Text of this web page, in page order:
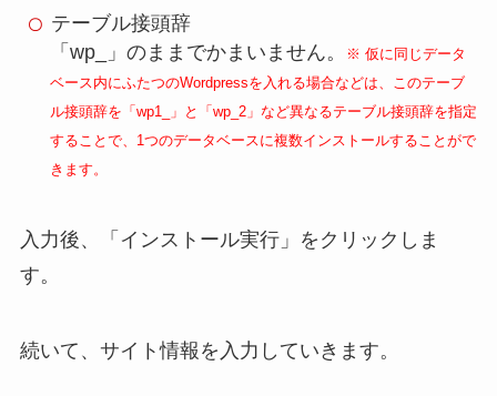
テーブル接頭辞
「wp_」のままでかまいません。
※ 仮に同じデータ
ベース内にふたつのWordpressを入れる場合などは、このテーブ
ル接頭辞を「wp1_」と「wp_2」など異なるテーブル接頭辞を指定
することで、1つのデータベースに複数インストールすることがで
きます。
入力後、「インストール実行」をクリックしま
す。
続いて、サイト情報を入力していきます。